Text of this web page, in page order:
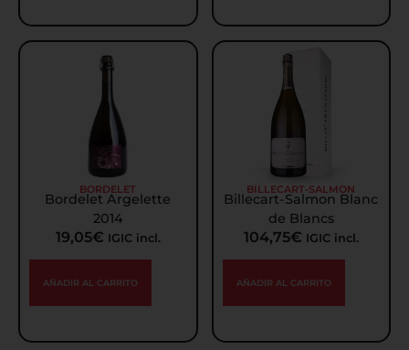
BORDELET
Bordelet Argelette
2014
19,05€ IGIC incl.
AÑADIR AL CARRITO
BILLECART-SALMON
Billecart-Salmon Blanc
de Blancs
104,75€ IGIC incl.
AÑADIR AL CARRITO